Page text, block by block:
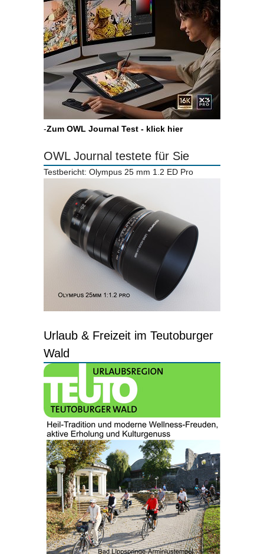
-Zum OWL Journal Test - klick hier
OWL Journal testete für Sie
Testbericht: Olympus 25 mm 1.2 ED Pro
Urlaub & Freizeit im Teutoburger
Wald